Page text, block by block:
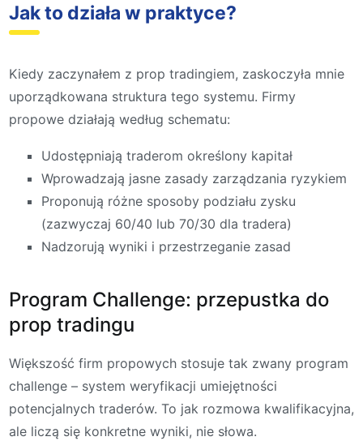
Jak to działa w praktyce?
Kiedy zaczynałem z prop tradingiem, zaskoczyła mnie
uporządkowana struktura tego systemu. Firmy
propowe działają według schematu:
Udostępniają traderom określony kapitał
Wprowadzają jasne zasady zarządzania ryzykiem
Proponują różne sposoby podziału zysku
(zazwyczaj 60/40 lub 70/30 dla tradera)
Nadzorują wyniki i przestrzeganie zasad
Program Challenge: przepustka do
prop tradingu
Większość firm propowych stosuje tak zwany program
challenge – system weryfikacji umiejętności
potencjalnych traderów. To jak rozmowa kwalifikacyjna,
ale liczą się konkretne wyniki, nie słowa.